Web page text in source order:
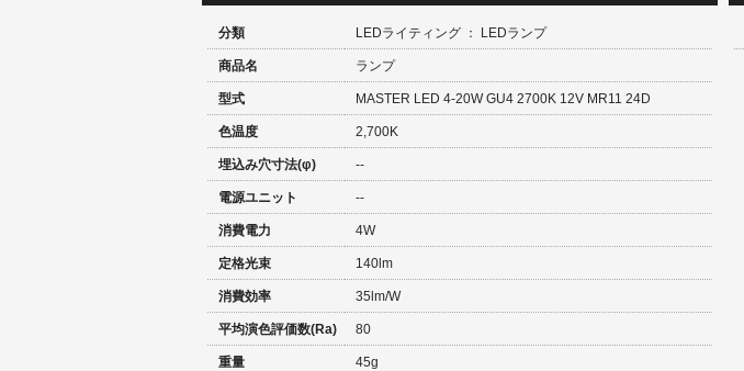
分類 LEDライティング ： LEDランプ
商品名 ランプ
型式 MASTER LED 4-20W GU4 2700K 12V MR11 24D
色温度 2,700K
埋込み穴寸法(φ) --
電源ユニット --
消費電力 4W
定格光束 140lm
消費効率 35lm/W
平均演色評価数(Ra) 80
重量 45g